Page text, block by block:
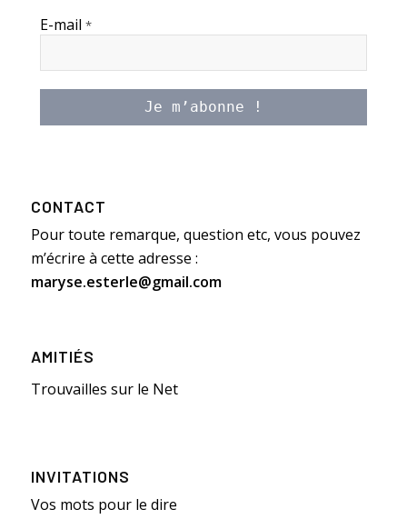
E-mail *
CONTACT
Pour toute remarque, question etc, vous pouvez
m’écrire à cette adresse :
maryse.esterle@gmail.com
AMITIÉS
Trouvailles sur le Net
INVITATIONS
Vos mots pour le dire